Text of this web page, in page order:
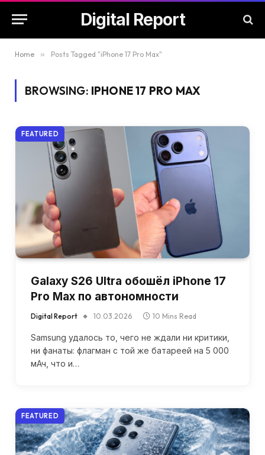
Digital Report
Home » Posts Tagged "iPhone 17 Pro Max"
BROWSING: IPHONE 17 PRO MAX
FEATURED
Galaxy S26 Ultra обошёл iPhone 17
Pro Max по автономности
Digital Report 10.03.2026 10 Mins Read
Samsung удалось то, чего не ждали ни критики,
ни фанаты: флагман с той же батареей на 5 000
мАч, что и…
FEATURED